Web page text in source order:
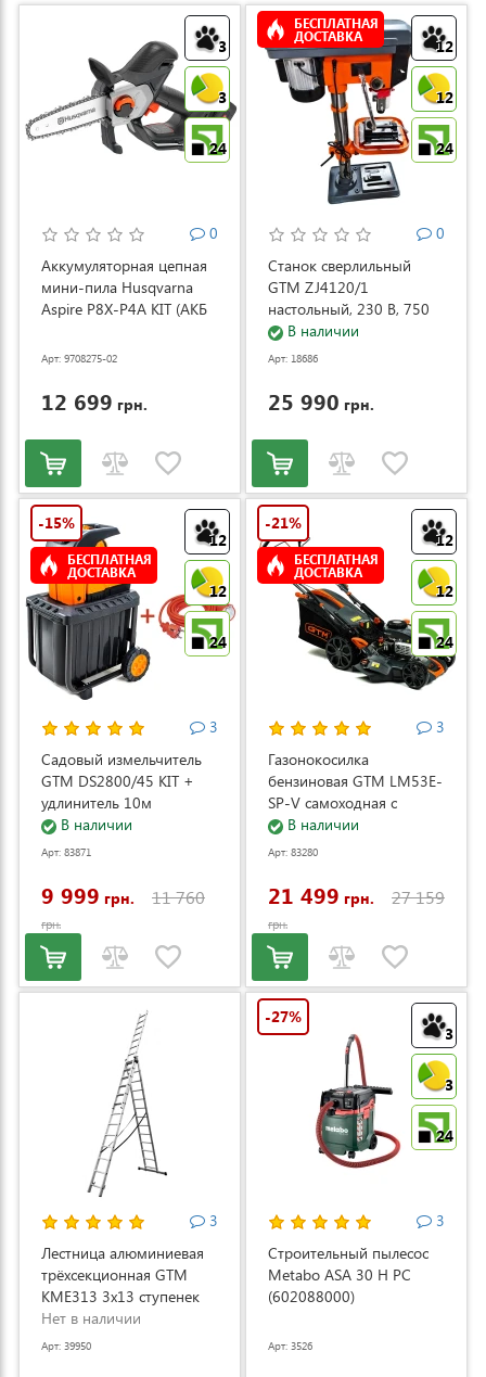
3
3
24
0
Аккумуляторная цепная
мини-пила Husqvarna
Aspire P8X-P4A KIT (АКБ
Арт: 9708275-02
12 699 грн.
12
12
24
БЕСПЛАТНАЯ
ДОСТАВКА
0
Станок сверлильный
GTM ZJ4120/1
настольный, 230 В, 750
Вт (ZJ4120/1)
В наличии
Арт: 18686
25 990 грн.
12
12
24
-15%
БЕСПЛАТНАЯ
ДОСТАВКА
3
Садовый измельчитель
GTM DS2800/45 KIT +
удлинитель 10м
(DS2800/45_KIT+ext.cord)
В наличии
Арт: 83871
9 999 грн. 11 760
грн.
12
12
24
-21%
БЕСПЛАТНАЯ
ДОСТАВКА
3
Газонокосилка
бензиновая GTM LM53E-
SP-V самоходная с
электростартером и
регулировкой скорости
В наличии
Арт: 83280
21 499 грн. 27 159
грн.
3
Лестница алюминиевая
трёхсекционная GTM
KME313 3x13 ступенек
3.53-8.93м (KME313)
Нет в наличии
Арт: 39950
3
3
24
-27%
3
Строительный пылесос
Metabo ASA 30 H PC
(602088000)
Арт: 3526